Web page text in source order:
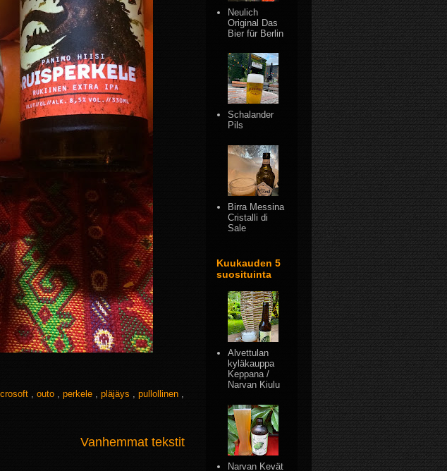
, outo , perkele , pläjäys , pullollinen ,
Vanhemmat tekstit
Neulich
Original Das
Bier für Berlin
Schalander
Pils
Birra Messina
Cristalli di
Sale
Kuukauden 5
suosituinta
Alvettulan
kyläkauppa
Keppana /
Narvan Kiulu
Narvan Kevät